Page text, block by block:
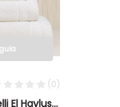
(0)
El Havlusu